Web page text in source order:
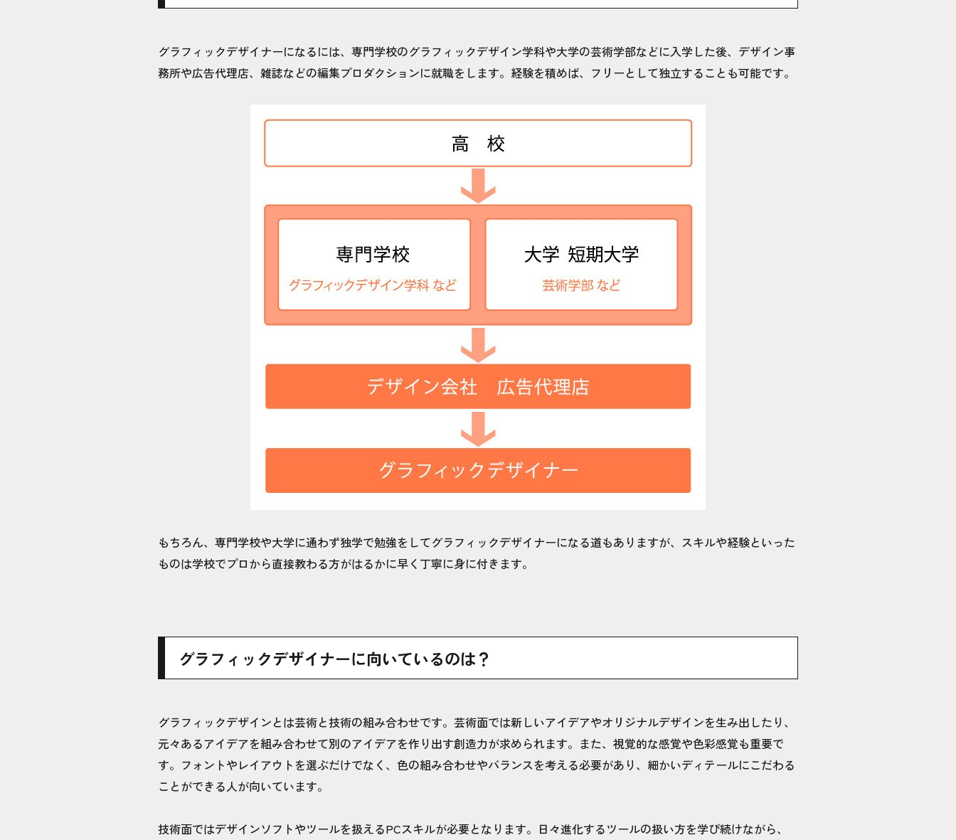
グラフィックデザイナーになるには、専門学校のグラフィックデザイン学科や大学の芸術学部などに入学した後、デザイン事
務所や広告代理店、雑誌などの編集プロダクションに就職をします。経験を積めば、フリーとして独立することも可能です。
もちろん、専門学校や大学に通わず独学で勉強をしてグラフィックデザイナーになる道もありますが、スキルや経験といった
ものは学校でプロから直接教わる方がはるかに早く丁寧に身に付きます。
グラフィックデザイナーに向いているのは？
グラフィックデザインとは芸術と技術の組み合わせです。芸術面では新しいアイデアやオリジナルデザインを生み出したり、
元々あるアイデアを組み合わせて別のアイデアを作り出す創造力が求められます。また、視覚的な感覚や色彩感覚も重要で
す。フォントやレイアウトを選ぶだけでなく、色の組み合わせやバランスを考える必要があり、細かいディテールにこだわる
ことができる人が向いています。
技術面ではデザインソフトやツールを扱えるPCスキルが必要となります。日々進化するツールの扱い方を学び続けながら、